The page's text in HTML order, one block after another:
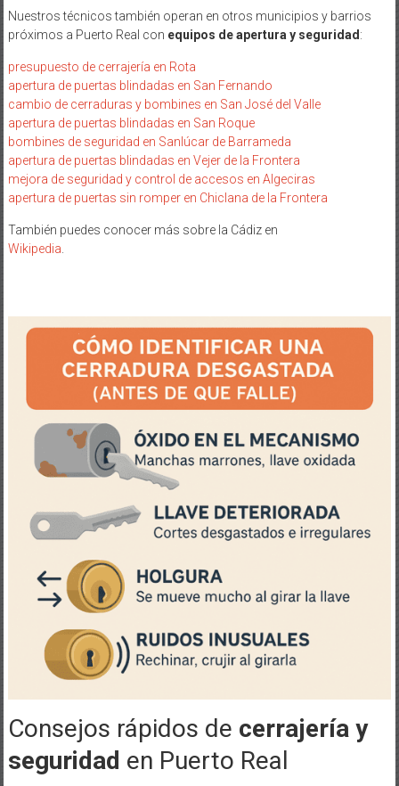
Nuestros técnicos también operan en otros municipios y barrios
próximos a Puerto Real con equipos de apertura y seguridad :
presupuesto de cerrajería en Rota
apertura de puertas blindadas en San Fernando
cambio de cerraduras y bombines en San José del Valle
apertura de puertas blindadas en San Roque
bombines de seguridad en Sanlúcar de Barrameda
apertura de puertas blindadas en Vejer de la Frontera
mejora de seguridad y control de accesos en Algeciras
apertura de puertas sin romper en Chiclana de la Frontera
También puedes conocer más sobre la Cádiz en
Wikipedia
Consejos rápidos de cerrajería y
seguridad en Puerto Real